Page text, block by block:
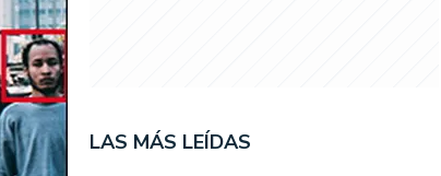
LAS MÁS LEÍDAS